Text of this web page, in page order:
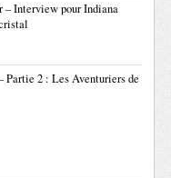
– Interview pour Indiana
Partie 2 : Les Aventuriers de